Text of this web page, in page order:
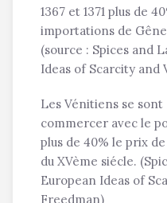
1367 et 1371 plus de
importations de
(source : Spices and
Ideas of Scarcity and
Les Vénitiens se
commercer avec le
plus de 40% le prix
du XVème siécle.
European Ideas of
Freedman)